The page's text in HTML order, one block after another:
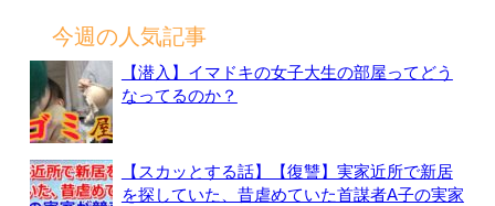
今週の人気記事
【潜入】イマドキの女子大生の部屋ってどう
なってるのか？
【スカッとする話】【復讐】実家近所で新居
を探していた、昔虐めていた首謀者A子の実家